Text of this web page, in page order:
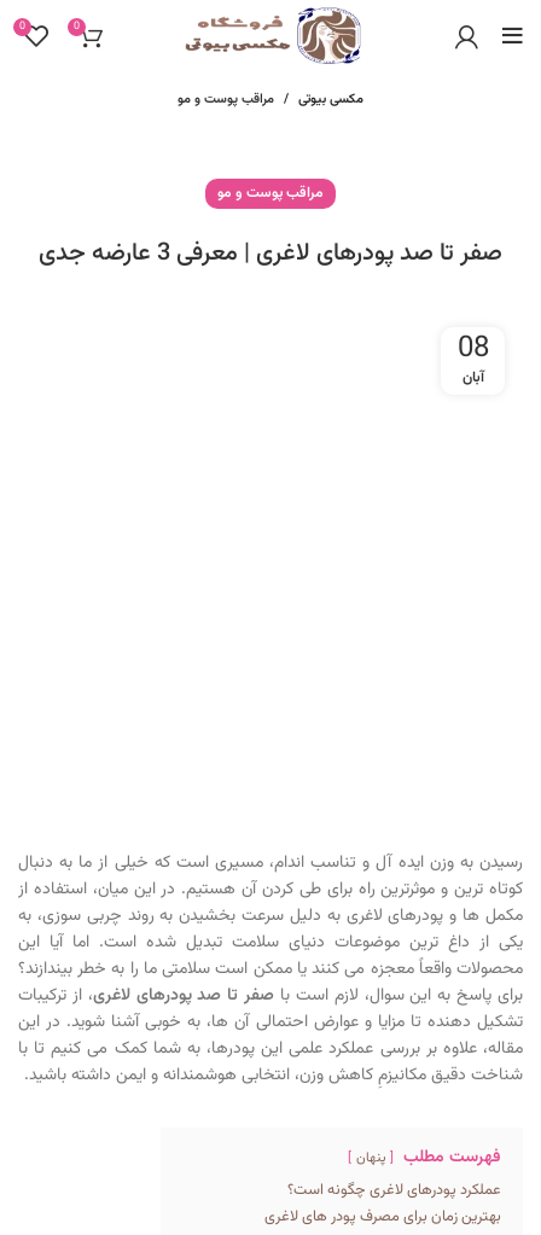
0
0
مکسی بیوتی مراقب پوست و مو
مراقب پوست و مو
صفر تا صد پودرهای لاغری | معرفی 3 عارضه جدی
08
آبان
رسیدن به وزن ایده آل و تناسب اندام، مسیری است که خیلی از ما به دنبال
کوتاه ترین و موثرترین راه برای طی کردن آن هستیم. در این میان، استفاده از
مکمل ها و پودرهای لاغری به دلیل سرعت بخشیدن به روند چربی سوزی، به
یکی از داغ ترین موضوعات دنیای سلامت تبدیل شده است. اما آیا این
محصولات واقعاً معجزه می کنند یا ممکن است سلامتی ما را به خطر بیندازند؟
برای پاسخ به این سوال، لازم است با صفر تا صد پودرهای لاغری، از ترکیبات
تشکیل دهنده تا مزایا و عوارض احتمالی آن ها، به خوبی آشنا شوید. در این
مقاله، علاوه بر بررسی عملکرد علمی این پودرها، به شما کمک می کنیم تا با
شناخت دقیق مکانیزمِ کاهش وزن، انتخابی هوشمندانه و ایمن داشته باشید.
فهرست مطلب پنهان
عملکرد پودرهای لاغری چگونه است؟
بهترین زمان برای مصرف پودر های لاغری